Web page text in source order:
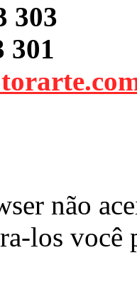
303
301
não
los você